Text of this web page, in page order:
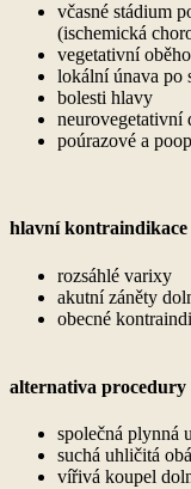
včasné stádium
(ischemická
vegetativní
lokální únava po
bolesti hlavy
neurovegetativní
poúrazové a
hlavní kontraindikace
rozsáhlé varixy
akutní záněty
obecné
alternativa procedury
společná plynná
suchá uhličitá
vířivá koupel